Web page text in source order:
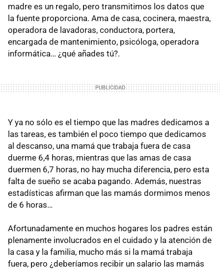
madre es un regalo, pero transmitimos los datos que
la fuente proporciona. Ama de casa, cocinera, maestra,
operadora de lavadoras, conductora, portera,
encargada de mantenimiento, psicóloga, operadora
informática… ¿qué añades tú?.
Y ya no sólo es el tiempo que las madres dedicamos a
las tareas, es también el poco tiempo que dedicamos
al descanso, una mamá que trabaja fuera de casa
duerme 6,4 horas, mientras que las amas de casa
duermen 6,7 horas, no hay mucha diferencia, pero esta
falta de sueño se acaba pagando. Además, nuestras
estadísticas afirman que las mamás dormimos menos
de 6 horas…
Afortunadamente en muchos hogares los padres están
plenamente involucrados en el cuidado y la atención de
la casa y la familia, mucho más si la mamá trabaja
fuera, pero ¿deberíamos recibir un salario las mamás